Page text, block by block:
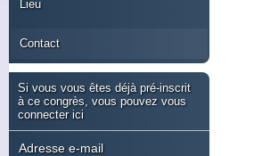
Lieu
Contact
Si vous vous êtes déjà pré-inscrit
à ce congrès, vous pouvez vous
connecter ici
Adresse e-mail